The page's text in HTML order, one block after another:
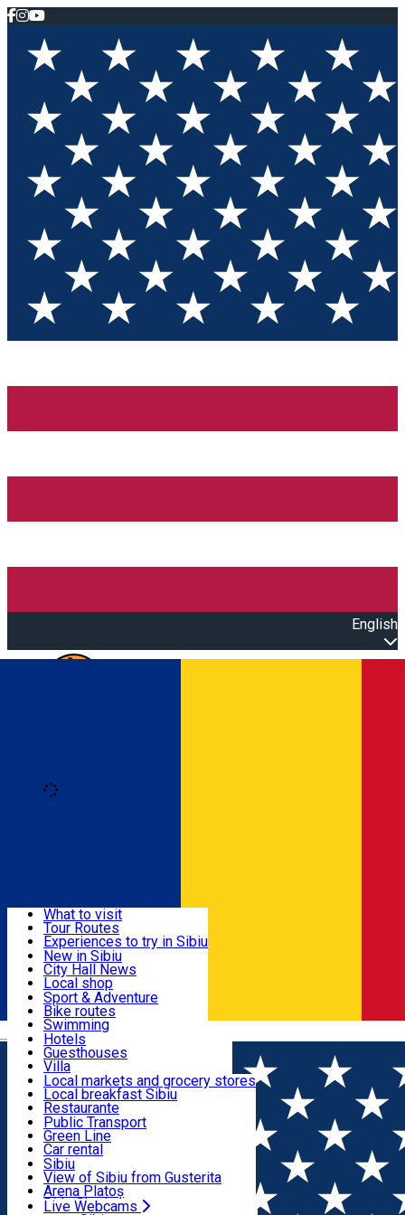
English
Română
Useful info
Activities & Adventure
Accommodation
Food, Drinks & Nightlife
Transport & Parking
Live Webcams
What to visit
Tour Routes
Experiences to try in Sibiu
Podcast
Culture
Museums
Churches
Parks, Zoo
County of Sibiu
New in Sibiu
City Hall News
Local shop
Sibiu artisans
Sibiul Verde
Public services
Education
How do I get to Sibiu
Tourist Info
Tour Guides
Guided tours
Publicații locale
Beauty salons
Sport & Adventure
Bike routes
Swimming
Riding
Indoor activities
Loc de joacă indoor
Loc de joacă outdoor
Ski
Ice skating
Yoga
Hotels
Guesthouses
Villa
Hostels
Motel
Camping
Renting rooms
Rooms for rent
Accommodation outside Sibiu
Local markets and grocery stores
Local breakfast Sibiu
Restaurante
Pizza
Fast Food
Coffee
Sweets
Pub, Bar
Night clubs
Bakeries
Public Transport
Green Line
Car rental
Rent a bike
Scooter rentals
Taxi
Ride Sharing
Sibiu
View of Sibiu from Gusterita
Arena Platoș
Live Webcams